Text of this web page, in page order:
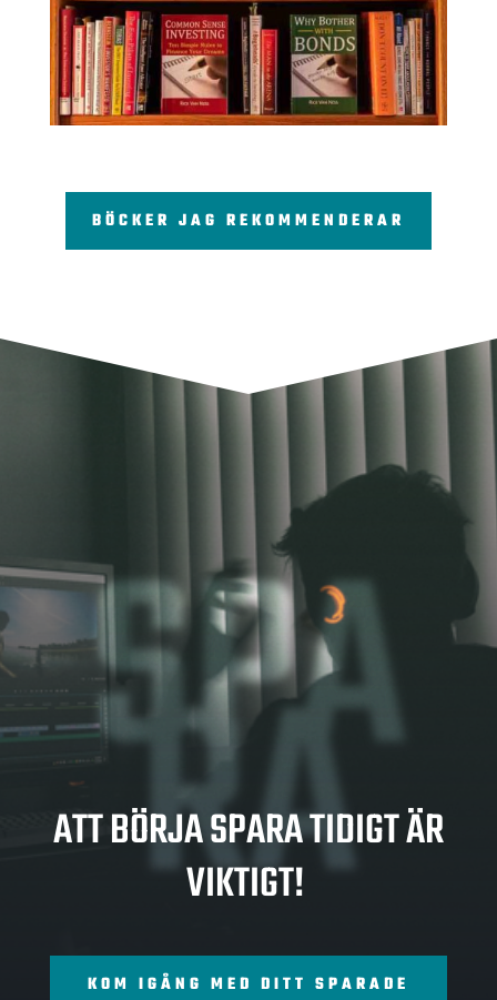
BÖCKER JAG REKOMMENDERAR
SPA
RA
ATT BÖRJA SPARA TIDIGT ÄR
VIKTIGT!
KOM IGÅNG MED DITT SPARADE